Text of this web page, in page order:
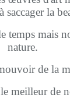
saccager la
temps mais
nature.
de la
meilleur de